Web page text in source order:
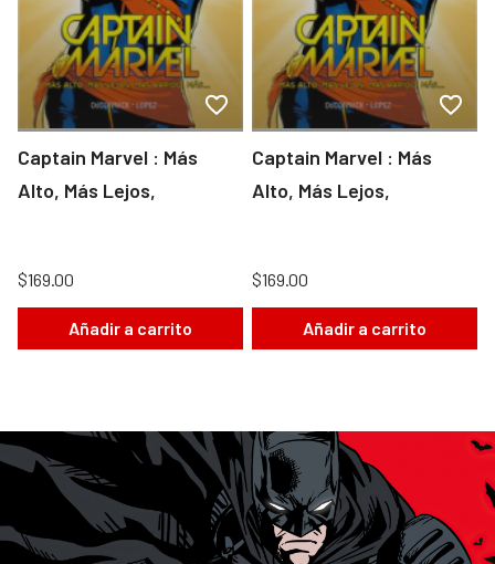
Captain Marvel : Más
Alto, Más Lejos,
$169.00
Añadir a carrito
Captain Marvel : Más
Alto, Más Lejos,
$169.00
Añadir a carrito